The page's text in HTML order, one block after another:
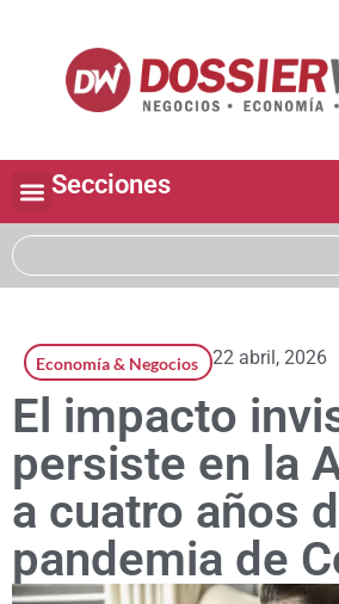
Secciones
Economía & Negocios 22 abril, 2026
El impacto
persiste en la
a cuatro años
pandemia de